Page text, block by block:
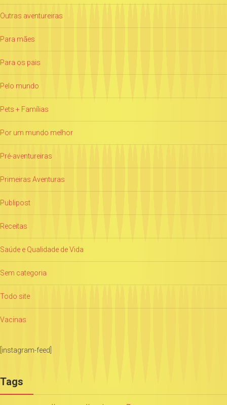
Outras aventureiras
Para mães
Para os pais
Pelo mundo
Pets + Famílias
Por um mundo melhor
Pré-aventureiras
Primeiras Aventuras
Publipost
Receitas
Saúde e Qualidade de Vida
Sem categoria
Todo site
Vacinas
[instagram-feed]
Tags